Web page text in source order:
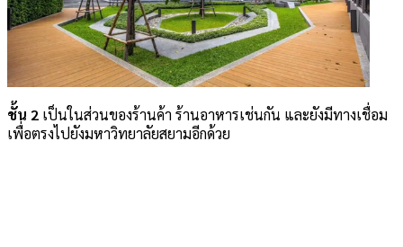
ชั้น 2 เป็นในส่วนของร้านค้า ร้านอาหารเช่นกัน และยังมีทางเชื่อม
เพื่อตรงไปยังมหาวิทยาลัยสยามอีกด้วย